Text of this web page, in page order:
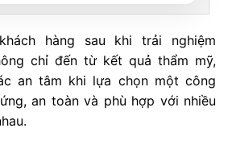
hàng sau khi trải nghiệm
chỉ đến từ kết quả thẩm mỹ,
an tâm khi lựa chọn một công
an toàn và phù hợp với nhiều